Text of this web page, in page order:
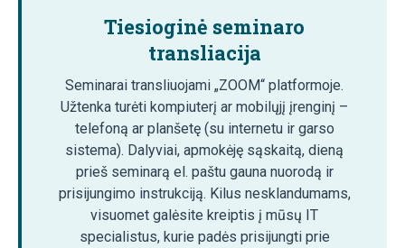
Tiesioginė seminaro
transliacija
Seminarai transliuojami „ZOOM“ platformoje.
Užtenka turėti kompiuterį ar mobilųjį įrenginį –
telefoną ar planšetę (su internetu ir garso
sistema). Dalyviai, apmokėję sąskaitą, dieną
prieš seminarą el. paštu gauna nuorodą ir
prisijungimo instrukciją. Kilus nesklandumams,
visuomet galėsite kreiptis į mūsų IT
specialistus, kurie padės prisijungti prie